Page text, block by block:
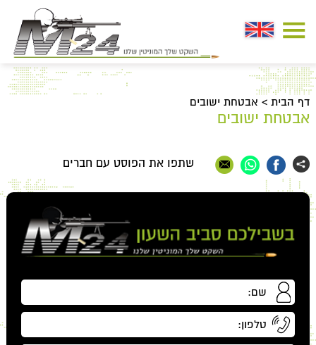
דף הבית> אבטחת ישובים
אבטחת ישובים
שתפו את הפוסט עם חברים